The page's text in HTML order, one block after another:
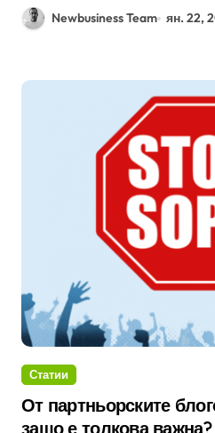
Newbusiness Team ян. 22,
Статии
От партньорските
защо е толкова важна?